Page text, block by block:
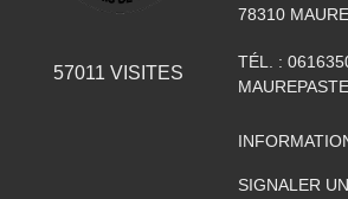
57011 VISITES
78310
TÉL. :
SIGNALER